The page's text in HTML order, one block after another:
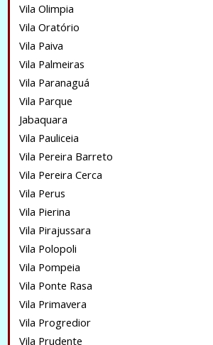
Vila Olimpia
Vila Oratório
Vila Paiva
Vila Palmeiras
Vila Paranaguá
Vila Parque
Jabaquara
Vila Pauliceia
Vila Pereira Barreto
Vila Pereira Cerca
Vila Perus
Vila Pierina
Vila Pirajussara
Vila Polopoli
Vila Pompeia
Vila Ponte Rasa
Vila Primavera
Vila Progredior
Vila Prudente